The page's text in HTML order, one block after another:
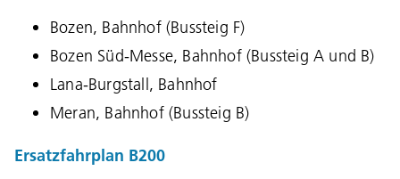
Bozen, Bahnhof (Bussteig F)
Bozen Süd-Messe, Bahnhof (Bussteig A und B)
Lana-Burgstall, Bahnhof
Meran, Bahnhof (Bussteig B)
Ersatzfahrplan B200